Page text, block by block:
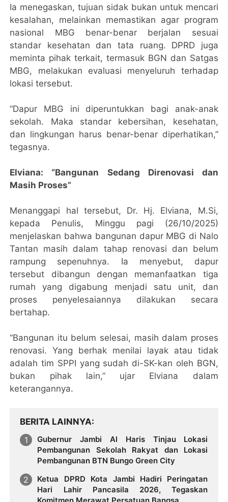
Ia menegaskan, tujuan sidak bukan untuk mencari
kesalahan, melainkan memastikan agar program
nasional MBG benar-benar berjalan sesuai
standar kesehatan dan tata ruang. DPRD juga
meminta pihak terkait, termasuk BGN dan Satgas
MBG, melakukan evaluasi menyeluruh terhadap
lokasi tersebut.
“Dapur MBG ini diperuntukkan bagi anak-anak
sekolah. Maka standar kebersihan, kesehatan,
dan lingkungan harus benar-benar diperhatikan,”
tegasnya.
Elviana: “Bangunan Sedang Direnovasi dan
Masih Proses”
Menanggapi hal tersebut, Dr. Hj. Elviana, M.Si,
kepada Penulis, Minggu pagi (26/10/2025)
menjelaskan bahwa bangunan dapur MBG di Nalo
Tantan masih dalam tahap renovasi dan belum
rampung sepenuhnya. Ia menyebut, dapur
tersebut dibangun dengan memanfaatkan tiga
rumah yang digabung menjadi satu unit, dan
proses penyelesaiannya dilakukan secara
bertahap.
“Bangunan itu belum selesai, masih dalam proses
renovasi. Yang berhak menilai layak atau tidak
adalah tim SPPI yang sudah di-SK-kan oleh BGN,
bukan pihak lain,” ujar Elviana dalam
keterangannya.
BERITA LAINNYA
Gubernur Jambi Al Haris Tinjau Lokasi
Pembangunan Sekolah Rakyat dan Lokasi
Pembangunan BTN Bungo Green City
Ketua DPRD Kota Jambi Hadiri Peringatan
Hari Lahir Pancasila 2026, Tegaskan